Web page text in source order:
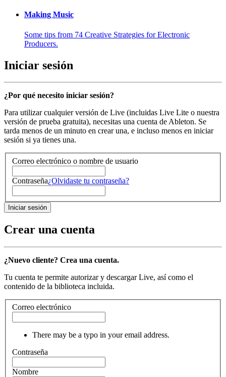
Making Music
Some tips from 74 Creative Strategies for Electronic
Producers.
Iniciar sesión
¿Por qué necesito iniciar sesión?
Para utilizar cualquier versión de Live (incluidas Live Lite o nuestra
versión de prueba gratuita), necesitas una cuenta de Ableton. Se
tarda menos de un minuto en crear una, e incluso menos en iniciar
sesión si ya tienes una.
Correo electrónico o nombre de usuario
Contraseña¿Olvidaste tu contraseña?
Crear una cuenta
¿Nuevo cliente? Crea una cuenta.
Tu cuenta te permite autorizar y descargar Live, así como el
contenido de la biblioteca incluida.
Correo electrónico
There may be a typo in your email address.
Contraseña
Nombre